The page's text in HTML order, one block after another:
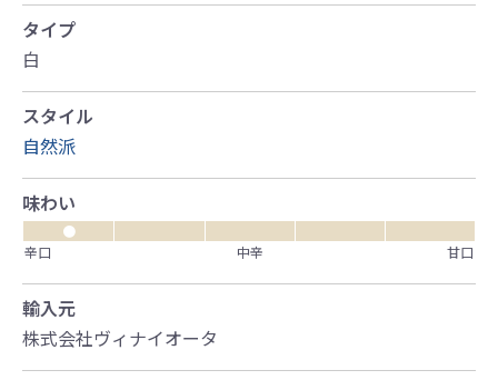
タイプ
白
スタイル
自然派
味わい
●
辛口
中辛 甘口
輸入元
株式会社ヴィナイオータ